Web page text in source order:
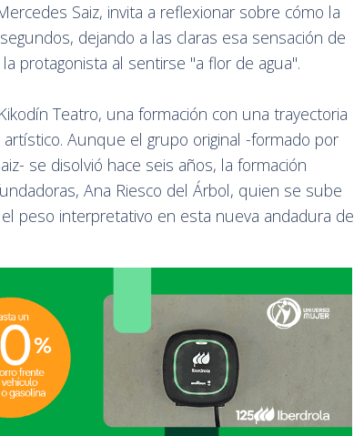
Saiz, invita a reflexionar sobre cómo la
dejando a las claras esa sensación de
protagonista al sentirse "a flor de agua".
Teatro, una formación con una trayectoria
Aunque el grupo original -formado por
se disolvió hace seis años, la formación
Ana Riesco del Árbol, quien se sube
peso interpretativo en esta nueva andadura de